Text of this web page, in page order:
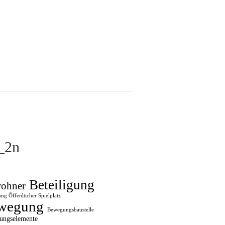
Beteiligung
Öffenlticher Spielplatz
Bewegungsbaustelle